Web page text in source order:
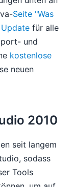
Seite "Was
für alle
und
kostenlose
neuen
2010
seit langem
sodass
Tools